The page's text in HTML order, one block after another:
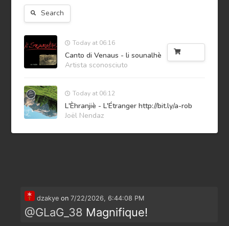
Search
Today at 06:16
Canto di Venaus - li sounalhè
Artista sconosciuto
Today at 06:12
L'Èhranjiè - L'Étranger http://bit.ly/a-rob
Joël Nendaz
dzakye on 7/22/2026, 6:44:08 PM
@GLaG_38 Magnifique!